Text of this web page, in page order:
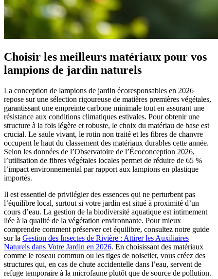
Choisir les meilleurs matériaux pour vos
lampions de jardin naturels
La conception de lampions de jardin écoresponsables en 2026
repose sur une sélection rigoureuse de matières premières végétales,
garantissant une empreinte carbone minimale tout en assurant une
résistance aux conditions climatiques estivales. Pour obtenir une
structure à la fois légère et robuste, le choix du matériau de base est
crucial. Le saule vivant, le rotin non traité et les fibres de chanvre
occupent le haut du classement des matériaux durables cette année.
Selon les données de l’Observatoire de l’Écoconception 2026,
l’utilisation de fibres végétales locales permet de réduire de 65 %
l’impact environnemental par rapport aux lampions en plastique
importés.
Il est essentiel de privilégier des essences qui ne perturbent pas
l’équilibre local, surtout si votre jardin est situé à proximité d’un
cours d’eau. La gestion de la biodiversité aquatique est intimement
liée à la qualité de la végétation environnante. Pour mieux
comprendre comment préserver cet équilibre, consultez notre guide
sur la Gestion des Insectes de Rivière : Attirer les Auxiliaires
Naturels dans Votre Jardin en 2026. En choisissant des matériaux
comme le roseau commun ou les tiges de noisetier, vous créez des
structures qui, en cas de chute accidentelle dans l’eau, servent de
refuge temporaire à la microfaune plutôt que de source de pollution.